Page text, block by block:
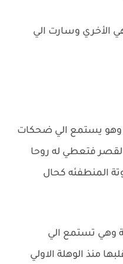
الأخري وسارت الي
يستمع الي ضحكات
فتعطي له روحا
المنطفئه كحال
وهي تستمع الي
منذ الوهلة الاولي